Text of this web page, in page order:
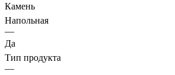
Камень
Напольная
—
Да
Тип продукта
—